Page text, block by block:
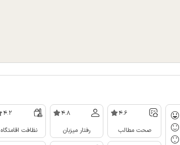
4.6
صحت مطالب
4.8
رفتار میزبان
4.2
نظافت اقامتگاه